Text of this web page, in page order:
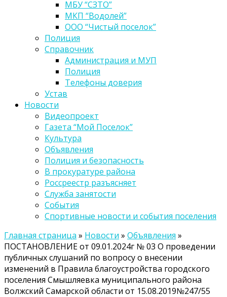
МБУ “СЗТО”
МКП “Водолей”
ООО “Чистый поселок”
Полиция
Справочник
Администрация и МУП
Полиция
Телефоны доверия
Устав
Новости
Видеопроект
Газета “Мой Поселок”
Культура
Объявления
Полиция и безопасность
В прокуратуре района
Россреестр разъясняет
Служба занятости
События
Спортивные новости и события поселения
Главная страница » Новости » Объявления »
ПОСТАНОВЛЕНИЕ от 09.01.2024г № 03 О проведении
публичных слушаний по вопросу о внесении
изменений в Правила благоустройства городского
поселения Смышляевка муниципального района
Волжский Самарской области от 15.08.2019№247/55